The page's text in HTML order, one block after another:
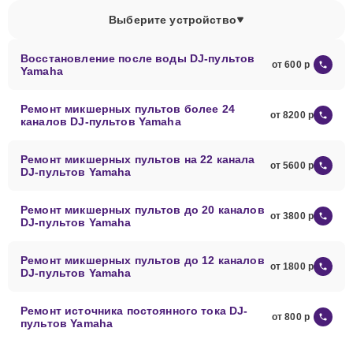
Выберите устройство
Восстановление после воды DJ-пультов
Yamaha
от 600
Ремонт микшерных пультов более 24
каналов DJ-пультов Yamaha
от 8200
Ремонт микшерных пультов на 22 канала
DJ-пультов Yamaha
от 5600
Ремонт микшерных пультов до 20 каналов
DJ-пультов Yamaha
от 3800
Ремонт микшерных пультов до 12 каналов
DJ-пультов Yamaha
от 1800
Ремонт источника постоянного тока DJ-
пультов Yamaha
от 800